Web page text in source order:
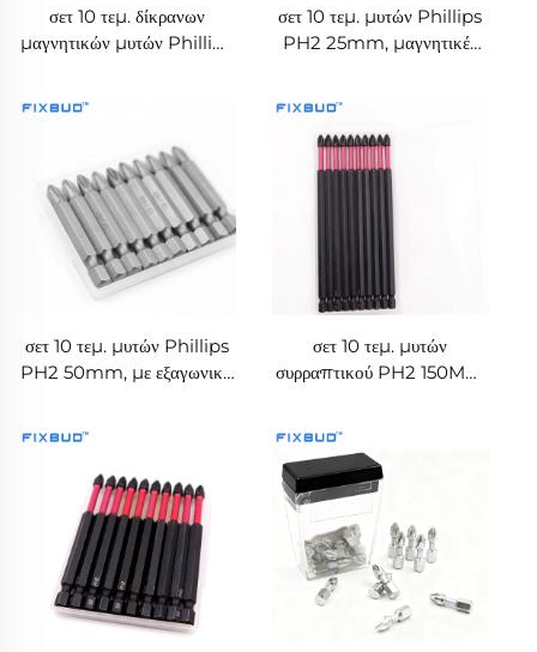
σετ 10 τεμ. δίκρανων
μαγνητικών μυτών Phillips
σετ 10 τεμ. μυτών Phillips
PH2 25mm, μαγνητικές
προσκρούσεις
σετ 10 τεμ. μυτών Phillips
PH2 50mm, με εξαγωνικό
σετ 10 τεμ. μυτών
συρραπτικού PH2 150MM,
σκληρότητας, για ηλεκτρικά
εργαλεία